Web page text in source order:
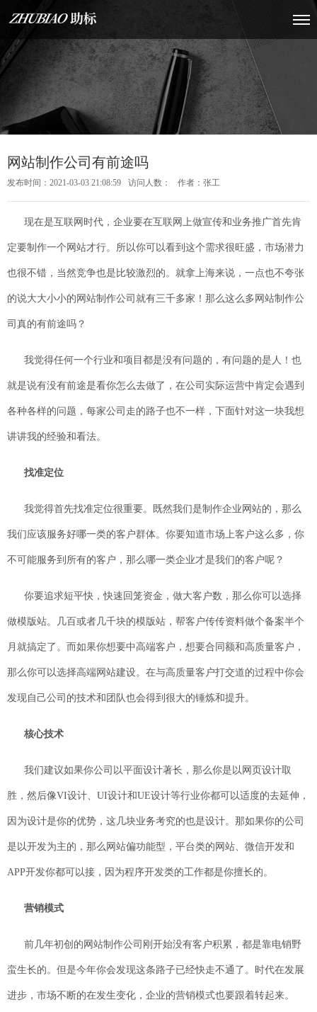
网站制作公司有前途吗
发布时间：2021-03-03 21:08:59 访问人数： 作者：张工
现在是互联网时代，企业要在互联网上做宣传和业务推广首先肯
定要制作一个网站才行。所以你可以看到这个需求很旺盛，市场潜力
也很不错，当然竞争也是比较激烈的。就拿上海来说，一点也不夸张
的说大大小小的网站制作公司就有三千多家！那么这么多网站制作公
司真的有前途吗？
我觉得任何一个行业和项目都是没有问题的，有问题的是人！也
就是说有没有前途是看你怎么去做了，在公司实际运营中肯定会遇到
各种各样的问题，每家公司走的路子也不一样，下面针对这一块我想
讲讲我的经验和看法。
找准定位
我觉得首先找准定位很重要。既然我们是制作企业网站的，那么
我们应该服务好哪一类的客户群体。你要知道市场上客户这么多，你
不可能服务到所有的客户，那么哪一类企业才是我们的客户呢？
你要追求短平快，快速回笼资金，做大客户数，那么你可以选择
做模版站。几百或者几千块的模版站，帮客户传传资料做个备案半个
月就搞定了。而如果你想要中高端客户，想要合同额和高质量客户，
那么你可以选择高端网站建设。在与高质量客户打交道的过程中你会
发现自己公司的技术和团队也会得到很大的锤炼和提升。
核心技术
我们建议如果你公司以平面设计著长，那么你是以网页设计取
胜，然后像VI设计、UI设计和UE设计等行业你都可以适度的去延伸，
因为设计是你的优势，这几块业务考究的也是设计。那如果你的公司
是以开发为主的，那么网站偏功能型，平台类的网站、微信开发和
APP开发你都可以接，因为程序开发类的工作都是你擅长的。
营销模式
前几年初创的网站制作公司刚开始没有客户积累，都是靠电销野
蛮生长的。但是今年你会发现这条路子已经快走不通了。时代在发展
进步，市场不断的在发生变化，企业的营销模式也要跟着转起来。